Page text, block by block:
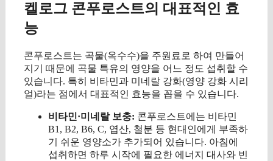
켈로그 콘푸로스트의 대표적인 효
능
콘푸로스트는 곡물(옥수수)을 주원료로 하여 만들어
지기 때문에 곡물 특유의 영양을 어느 정도 섭취할 수
있습니다. 특히 비타민과 미네랄 강화(영양 강화 시리
얼)라는 점에서 대표적인 효능을 꼽을 수 있습니다.
비타민·미네랄 보충: 콘푸로스트에는 비타민
B1, B2, B6, C, 엽산, 철분 등 현대인에게 부족하
기 쉬운 영양소가 추가되어 있습니다. 아침에
섭취하면 하루 시작에 필요한 에너지 대사와 빈